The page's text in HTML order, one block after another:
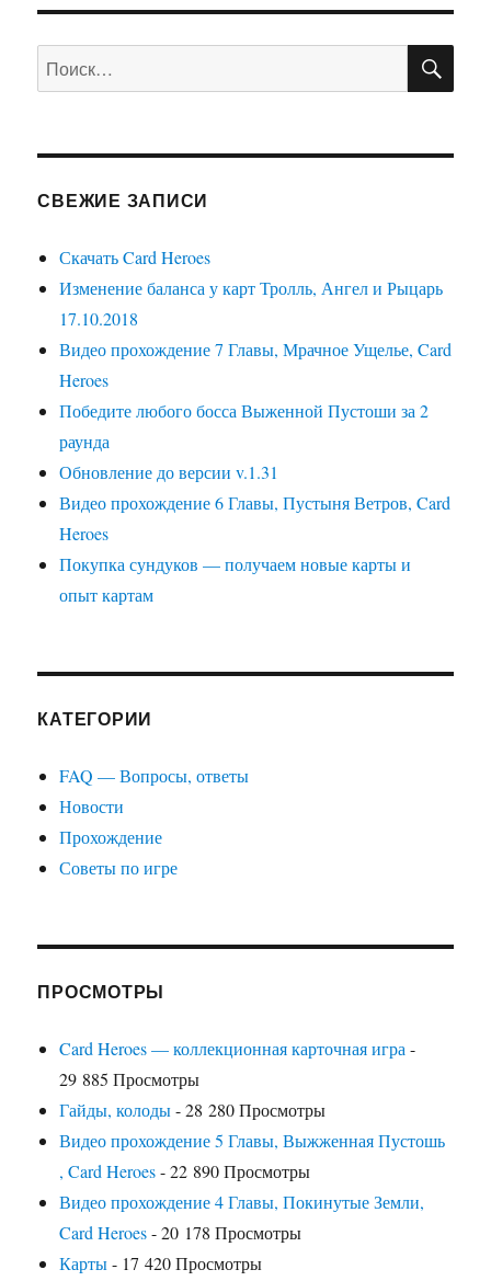
Искать:
СВЕЖИЕ ЗАПИСИ
Скачать Card Heroes
Изменение баланса у карт Тролль, Ангел и Рыцарь
17.10.2018
Видео прохождение 7 Главы, Мрачное Ущелье, Card
Heroes
Победите любого босса Выженной Пустоши за 2
раунда
Обновление до версии v.1.31
Видео прохождение 6 Главы, Пустыня Ветров, Card
Heroes
Покупка сундуков — получаем новые карты и
опыт картам
КАТЕГОРИИ
FAQ — Вопросы, ответы
Новости
Прохождение
Советы по игре
ПРОСМОТРЫ
Card Heroes — коллекционная карточная игра-
29 885 Просмотры
Гайды, колоды- 28 280 Просмотры
Видео прохождение 5 Главы, Выжженная Пустошь
, Card Heroes- 22 890 Просмотры
Видео прохождение 4 Главы, Покинутые Земли,
Card Heroes- 20 178 Просмотры
Карты- 17 420 Просмотры